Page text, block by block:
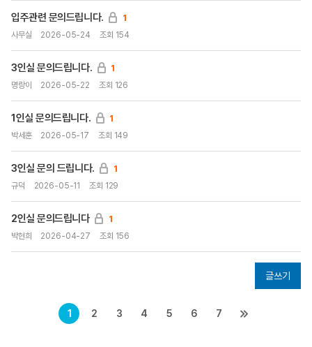
입주관련 문의드립니다. 1
사무실 2026-05-24 조회 154
3인실 문의드립니다. 1
명랑이 2026-05-22 조회 126
1인실 문의드립니다. 1
박세훈 2026-05-17 조회 149
3인실 문의 드립니다. 1
규덕 2026-05-11 조회 129
2인실 문의드립니다 1
박현희 2026-04-27 조회 156
글쓰기
1 2 3 4 5 6 7